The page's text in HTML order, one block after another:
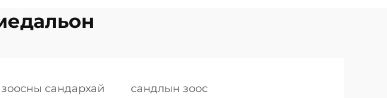
сандархай сандлын зоос